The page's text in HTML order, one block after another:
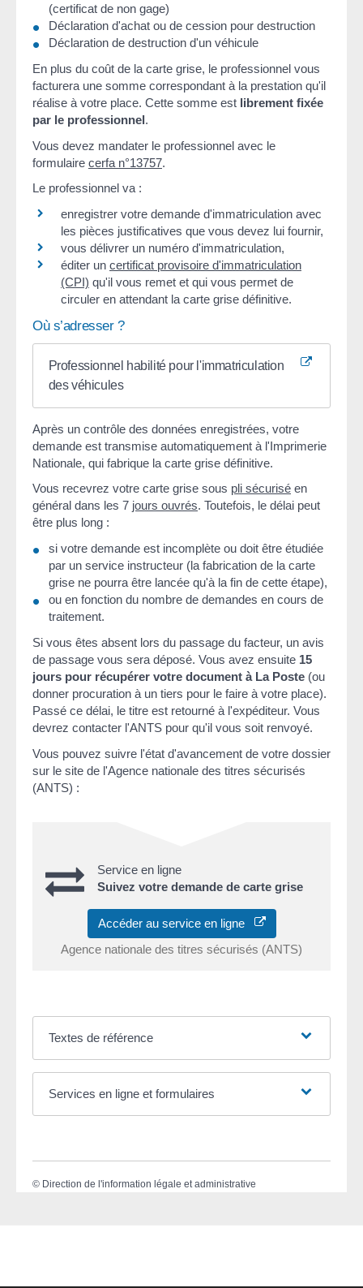
(certificat de non gage)
Déclaration d'achat ou de cession pour destruction
Déclaration de destruction d'un véhicule
En plus du coût de la carte grise, le professionnel vous
facturera une somme correspondant à la prestation qu'il
réalise à votre place. Cette somme est librement fixée
par le professionnel.
Vous devez mandater le professionnel avec le
formulaire cerfa n°13757.
Le professionnel va :
enregistrer votre demande d'immatriculation avec
les pièces justificatives que vous devez lui fournir,
vous délivrer un numéro d'immatriculation,
éditer un certificat provisoire d'immatriculation
(CPI) qu'il vous remet et qui vous permet de
circuler en attendant la carte grise définitive.
Où s’adresser ?
Professionnel habilité pour l'immatriculation
des véhicules
Après un contrôle des données enregistrées, votre
demande est transmise automatiquement à l'Imprimerie
Nationale, qui fabrique la carte grise définitive.
Vous recevrez votre carte grise sous pli sécurisé en
général dans les 7 jours ouvrés. Toutefois, le délai peut
être plus long :
si votre demande est incomplète ou doit être étudiée
par un service instructeur (la fabrication de la carte
grise ne pourra être lancée qu'à la fin de cette étape),
ou en fonction du nombre de demandes en cours de
traitement.
Si vous êtes absent lors du passage du facteur, un avis
de passage vous sera déposé. Vous avez ensuite 15
jours pour récupérer votre document à La Poste (ou
donner procuration à un tiers pour le faire à votre place).
Passé ce délai, le titre est retourné à l'expéditeur. Vous
devrez contacter l'ANTS pour qu'il vous soit renvoyé.
Vous pouvez suivre l'état d'avancement de votre dossier
sur le site de l'Agence nationale des titres sécurisés
(ANTS) :
Service en ligne
Suivez votre demande de carte grise
Accéder au service en ligne
Agence nationale des titres sécurisés (ANTS)
Textes de référence
Services en ligne et formulaires
© Direction de l'information légale et administrative